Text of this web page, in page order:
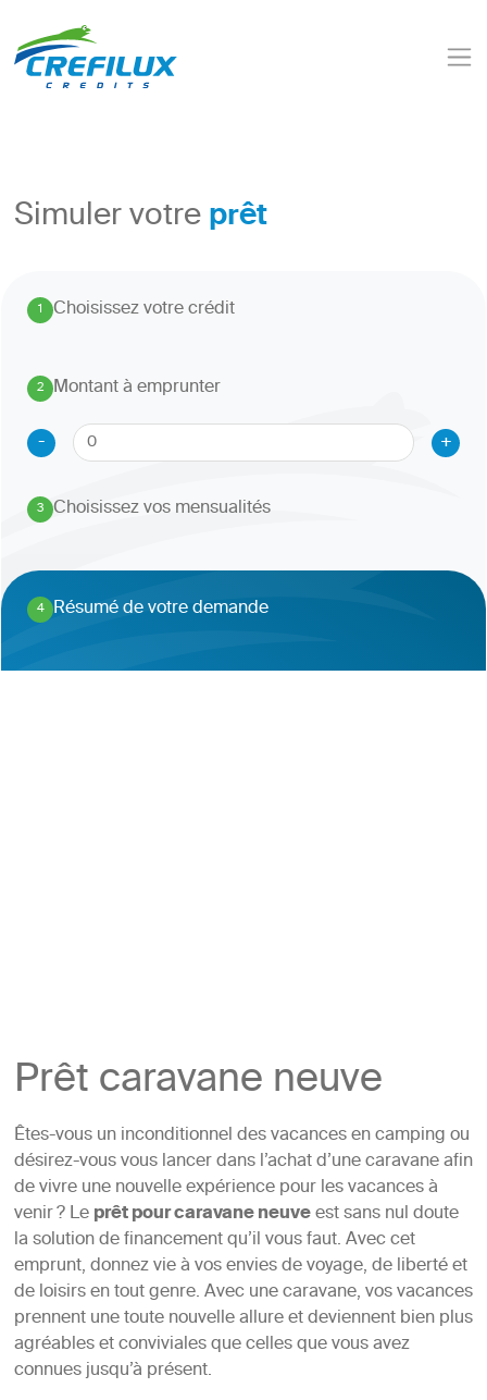
Simuler votreprêt
1. Choisissez votre crédit
2
.
Montant à emprunter
-
+
3
. Choisissez vos mensualités
4
. Résumé de votre demande
Prêt caravane neuve
Êtes-vous un inconditionnel des vacances en camping ou
désirez-vous vous lancer dans l’achat d’une caravane afin
de vivre une nouvelle expérience pour les vacances à
venir ? Leprêt pour caravane neuveest sans nul doute
la solution de financement qu’il vous faut. Avec cet
emprunt, donnez vie à vos envies de voyage, de liberté et
de loisirs en tout genre. Avec une caravane, vos vacances
prennent une toute nouvelle allure et deviennent bien plus
agréables et conviviales que celles que vous avez
connues jusqu’à présent.